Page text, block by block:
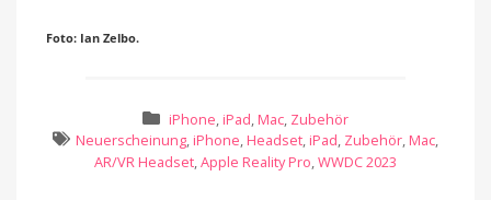
Foto: Ian Zelbo.
iPhone, iPad, Mac, Zubehör
Neuerscheinung, iPhone, Headset, iPad, Zubehör, Mac,
AR/VR Headset,Apple Reality Pro,WWDC 2023